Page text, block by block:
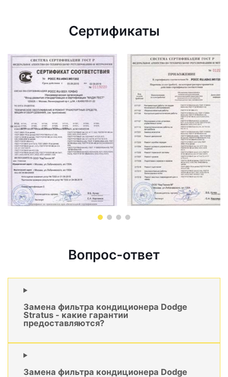
Сертификаты
Вопрос-ответ
Замена фильтра кондиционера Dodge
Stratus - какие гарантии
предоставляются?
Замена фильтра кондиционера Dodge